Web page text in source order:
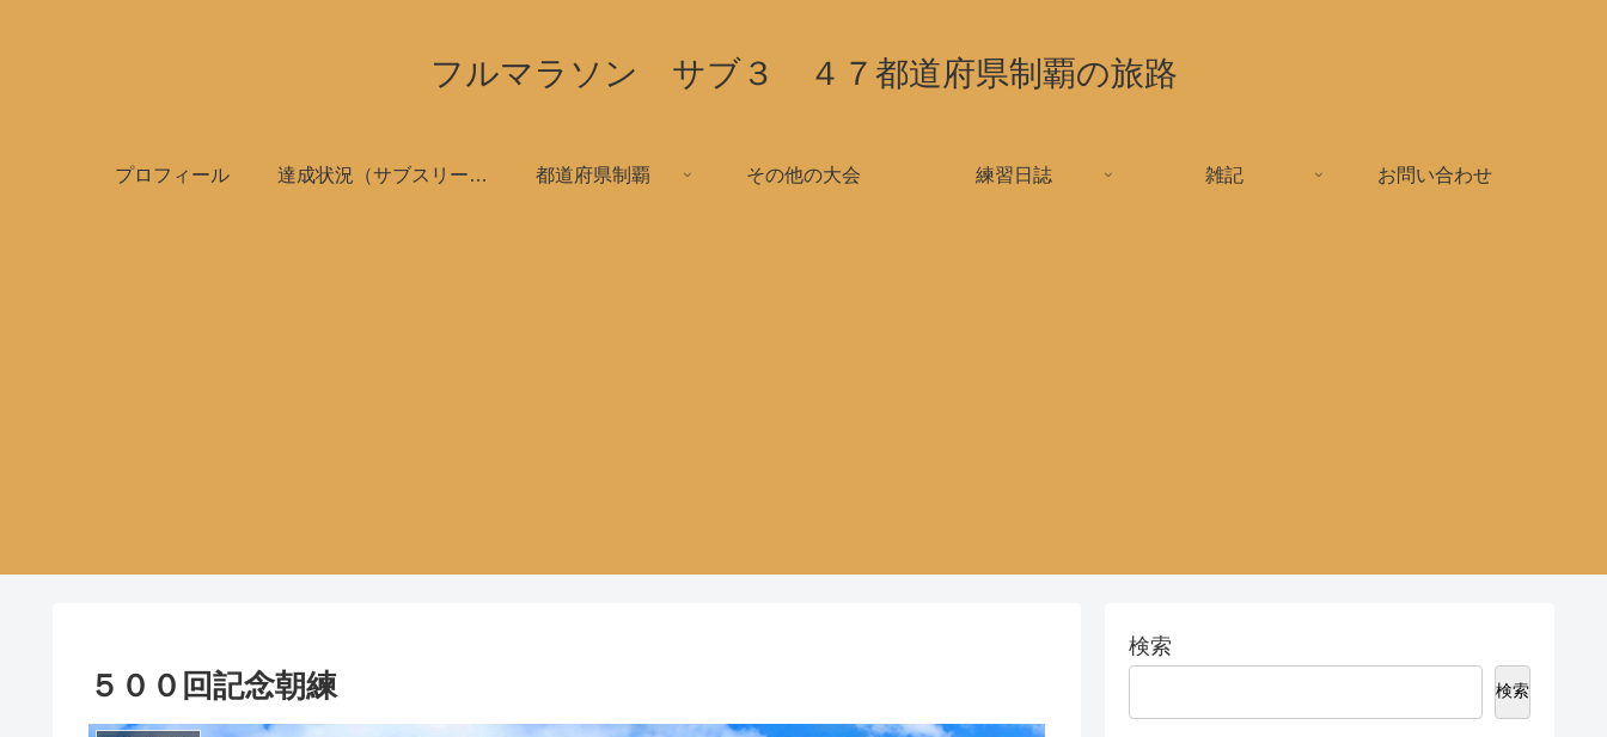
フルマラソン サブ３ ４７都道府県制覇の旅路
プロフィール 達成状況（サブスリーで全国制覇） 都道府県制覇 その他の大会 練習日誌 雑記 お問い合わせ
５００回記念朝練
検索
検索